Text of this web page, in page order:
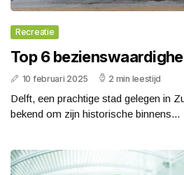
Recreatie
Top 6
10 februari 2025 2 min leestijd
Delft, een prachtige stad gelegen in
bekend om zijn historische binnens...